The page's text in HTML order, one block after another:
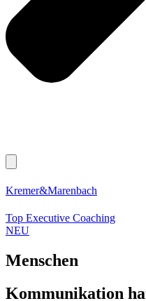
Kremer&Marenbach
Top Executive Coaching
NEU
Menschen
Kommunikation